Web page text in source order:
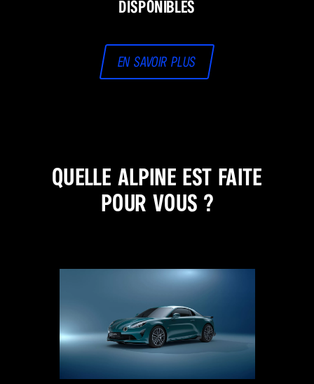
disponibles
en savoir plus
Quelle Alpine est faite
pour vous ?